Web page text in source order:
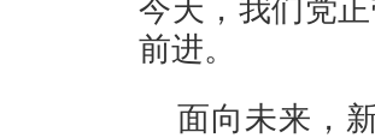
今天，我们党
前进。
面向未来，